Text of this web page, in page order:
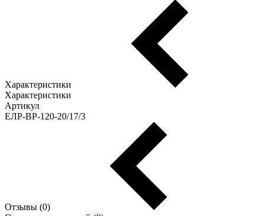
Характеристики
Характеристики
Артикул
ЕЛР-ВР-120-20/17/3
Отзывы (0)